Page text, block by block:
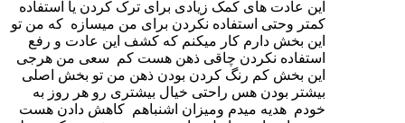
این عادت های کمک زیادی برای ترک کردن یا استفاده
کمتر وحتی استفاده نکردن برای من میسازه که‌ من‌ تو
این بخش دارم کار میکنم که کشف این عادت و رفع
استفاده نکردن چاقی ذهن هست کم سعی من‌ هرجی
این بخش کم رنگ کردن بودن ذهن من تو بخش اصلی
بیشتر بودن هس راحتی خیال بیشتری رو هر روز به
خودم هدیه میدم ومیزان اشنباهم کاهش دادن هست